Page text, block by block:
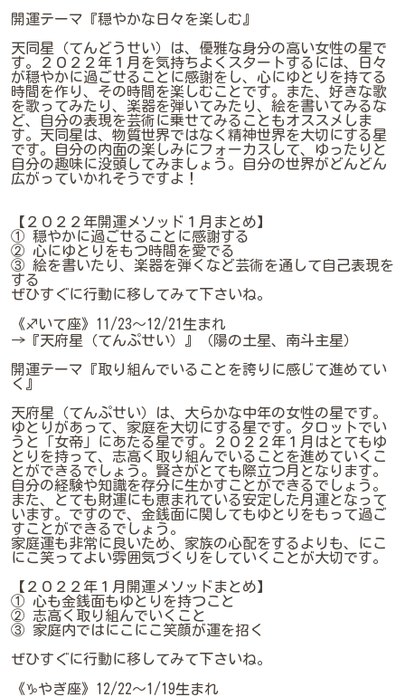
開運テーマ『穏やかな日々を楽しむ』
天同星（てんどうせい）は、優雅な身分の高い女性の星で
す。２０２２年１月を気持ちよくスタートするには、日々
が穏やかに過ごせることに感謝をし、心にゆとりを持てる
時間を作り、その時間を楽しむことです。また、好きな歌
を歌ってみたり、楽器を弾いてみたり、絵を書いてみるな
ど、自分の表現を芸術に乗せてみることもオススメしま
す。天同星は、物質世界ではなく精神世界を大切にする星
です。自分の内面の楽しみにフォーカスして、ゆったりと
自分の趣味に没頭してみましょう。自分の世界がどんどん
広がっていかれそうですよ！
【２０２２年開運メソッド１月まとめ】
① 穏やかに過ごせることに感謝する
② 心にゆとりをもつ時間を愛でる
③ 絵を書いたり、楽器を弾くなど芸術を通して自己表現を
する
ぜひすぐに行動に移してみて下さいね。
《♐いて座》11/23～12/21生まれ
→『天府星（てんぷせい）』（陽の土星、南斗主星）
開運テーマ『取り組んでいることを誇りに感じて進めてい
く』
天府星（てんぷせい）は、大らかな中年の女性の星です。
ゆとりがあって、家庭を大切にする星です。タロットでい
うと「女帝」にあたる星です。２０２２年１月はとてもゆ
とりを持って、志高く取り組んでいることを進めていくこ
とができるでしょう。賢さがとても際立つ月となります。
自分の経験や知識を存分に生かすことができるでしょう。
また、とても財運にも恵まれている安定した月運となって
います。ですので、金銭面に関してもゆとりをもって過ご
すことができるでしょう。
家庭運も非常に良いため、家族の心配をするよりも、にこ
にこ笑ってよい雰囲気づくりをしていくことが大切です。
【２０２２年１月開運メソッドまとめ】
① 心も金銭面もゆとりを持つこと
② 志高く取り組んでいくこと
③ 家庭内ではにこにこ笑顔が運を招く
ぜひすぐに行動に移してみて下さいね。
《♑やぎ座》12/22～1/19生まれ